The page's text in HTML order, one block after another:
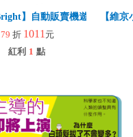
(趣味學數字/基礎數學啟蒙/
】自動販賣機遊戲組(角
79 折 1011 元
紅利 1 點
【維